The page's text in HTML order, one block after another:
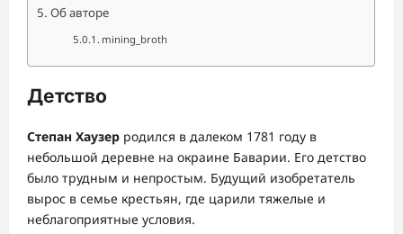
Об авторе
mining_broth
Детство
Степан Хаузер родился в далеком 1781 году в
небольшой деревне на окраине Баварии. Его детство
было трудным и непростым. Будущий изобретатель
вырос в семье крестьян, где царили тяжелые и
неблагоприятные условия.